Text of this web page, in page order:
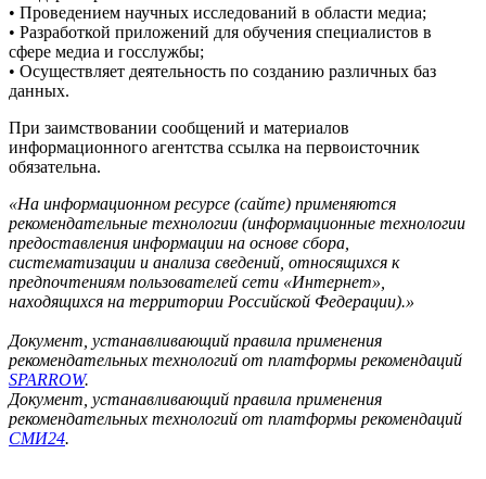
• Проведением научных исследований в области медиа;
• Разработкой приложений для обучения специалистов в
сфере медиа и госслужбы;
• Осуществляет деятельность по созданию различных баз
данных.
При заимствовании сообщений и материалов
информационного агентства ссылка на первоисточник
обязательна.
«На информационном ресурсе (сайте) применяются
рекомендательные технологии (информационные технологии
предоставления информации на основе сбора,
систематизации и анализа сведений, относящихся к
предпочтениям пользователей сети «Интернет»,
находящихся на территории Российской Федерации).»
Документ, устанавливающий правила применения
рекомендательных технологий от платформы рекомендаций
SPARROW.
Документ, устанавливающий правила применения
рекомендательных технологий от платформы рекомендаций
СМИ24.